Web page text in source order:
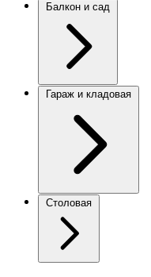
Балкон и сад
Гараж и кладовая
Столовая